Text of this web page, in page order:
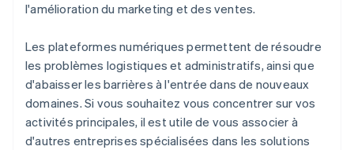
l'amélioration du marketing et des ventes.
Les plateformes numériques permettent de résoudre
les problèmes logistiques et administratifs, ainsi que
d'abaisser les barrières à l'entrée dans de nouveaux
domaines. Si vous souhaitez vous concentrer sur vos
activités principales, il est utile de vous associer à
d'autres entreprises spécialisées dans les solutions